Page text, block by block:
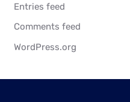
Entries feed
Comments feed
WordPress.org